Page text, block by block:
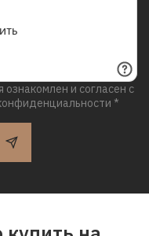
и согласен с
*